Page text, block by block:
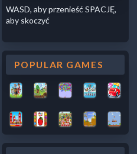
WASD, aby przenieść SPACJĘ,
aby skoczyć
POPULAR GAMES